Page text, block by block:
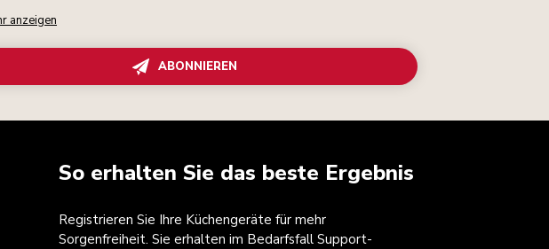
anzeigen
ABONNIEREN
So erhalten Sie das beste Ergebnis
Registrieren Sie Ihre Küchengeräte für mehr
Sorgenfreiheit. Sie erhalten im Bedarfsfall Support-